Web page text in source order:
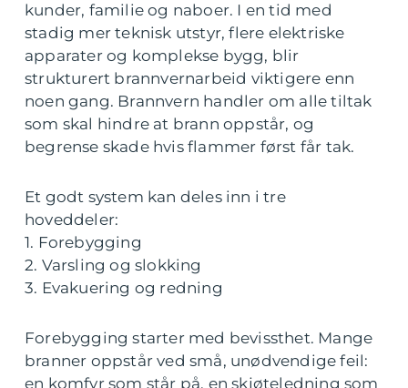
kunder, familie og naboer. I en tid med
stadig mer teknisk utstyr, flere elektriske
apparater og komplekse bygg, blir
strukturert brannvernarbeid viktigere enn
noen gang. Brannvern handler om alle tiltak
som skal hindre at brann oppstår, og
begrense skade hvis flammer først får tak.
Et godt system kan deles inn i tre
hoveddeler:
1. Forebygging
2. Varsling og slokking
3. Evakuering og redning
Forebygging starter med bevissthet. Mange
branner oppstår ved små, unødvendige feil:
en komfyr som står på, en skjøteledning som